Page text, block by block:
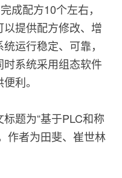
成配方10个左右，
提供配方修改、增
运行稳定、可靠，
系统采用组态软件
利。
标题为“基于PLC和称
作者为田斐、崔世林